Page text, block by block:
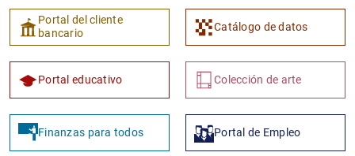
Portal del cliente
bancario
Catálogo de datos
Portal educativo Colección de arte
Finanzas para todos Portal de Empleo